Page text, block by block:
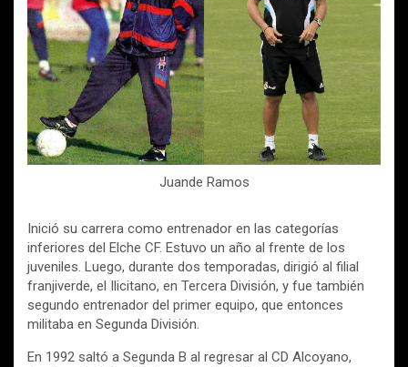
Juande Ramos
Inició su carrera como entrenador en las categorías
inferiores del Elche CF. Estuvo un año al frente de los
juveniles. Luego, durante dos temporadas, dirigió al filial
franjiverde, el Ilicitano, en Tercera División, y fue también
segundo entrenador del primer equipo, que entonces
militaba en Segunda División.
En 1992 saltó a Segunda B al regresar al CD Alcoyano,